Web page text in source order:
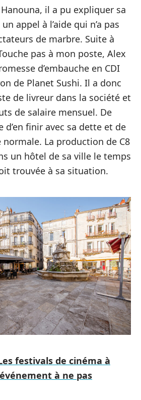
il a pu expliquer sa
appel à l’aide qui n’a pas
de marbre. Suite à
pas à mon poste, Alex
d’embauche en CDI
de Planet Sushi. Il a donc
de livreur dans la société et
de salaire mensuel. De
finir avec sa dette et de
La production de C8
un hôtel de sa ville le temps
trouvée à sa situation.
festivals de cinéma à
à ne pas